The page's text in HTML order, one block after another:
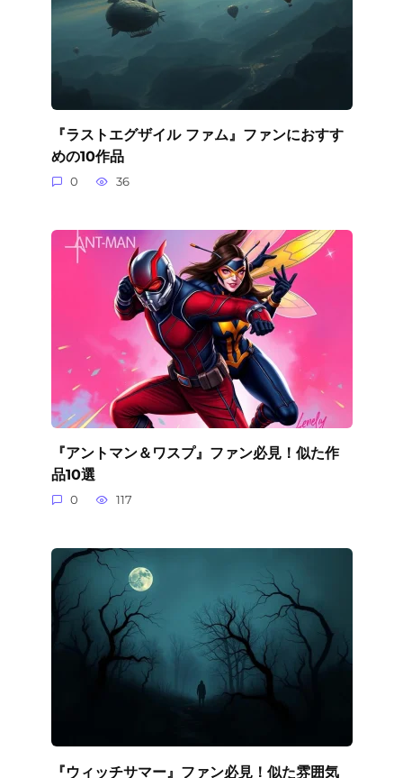
『ラストエグザイル ファム』ファンにおすす
めの10作品
0 36
『アントマン＆ワスプ』ファン必見！似た作
品10選
0 117
『ウィッチサマー』ファン必見！似た雰囲気